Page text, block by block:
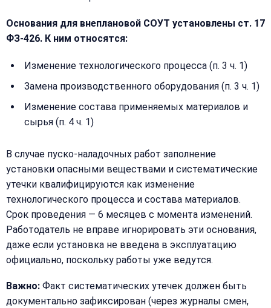
Основания для внеплановой СОУТ установлены ст. 17
ФЗ-426. К ним относятся:
Изменение технологического процесса (п. 3 ч. 1)
Замена производственного оборудования (п. 3 ч. 1)
Изменение состава применяемых материалов и
сырья (п. 4 ч. 1)
В случае пуско-наладочных работ заполнение
установки опасными веществами и систематические
утечки квалифицируются как изменение
технологического процесса и состава материалов.
Срок проведения — 6 месяцев с момента изменений.
Работодатель не вправе игнорировать эти основания,
даже если установка не введена в эксплуатацию
официально, поскольку работы уже ведутся.
Важно: Факт систематических утечек должен быть
документально зафиксирован (через журналы смен,